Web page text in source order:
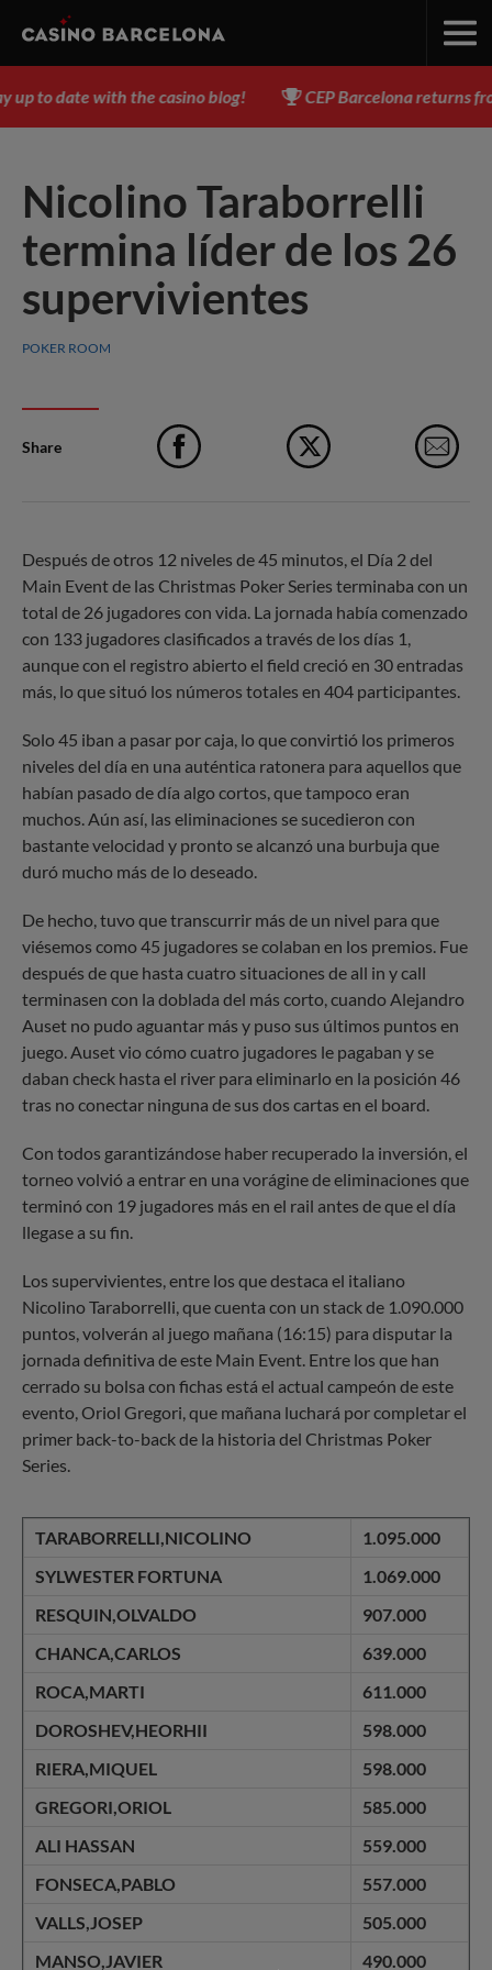
to date with the casino blog! CEP Barcelona returns
Nicolino Taraborrelli
termina líder de los 26
supervivientes
POKER ROOM
Share
Después de otros 12 niveles de 45 minutos, el Día 2 del
Main Event de las Christmas Poker Series terminaba con un
total de 26 jugadores con vida. La jornada había comenzado
con 133 jugadores clasificados a través de los días 1,
aunque con el registro abierto el field creció en 30 entradas
más, lo que situó los números totales en 404 participantes.
Solo 45 iban a pasar por caja, lo que convirtió los primeros
niveles del día en una auténtica ratonera para aquellos que
habían pasado de día algo cortos, que tampoco eran
muchos. Aún así, las eliminaciones se sucedieron con
bastante velocidad y pronto se alcanzó una burbuja que
duró mucho más de lo deseado.
De hecho, tuvo que transcurrir más de un nivel para que
viésemos como 45 jugadores se colaban en los premios. Fue
después de que hasta cuatro situaciones de all in y call
terminasen con la doblada del más corto, cuando Alejandro
Auset no pudo aguantar más y puso sus últimos puntos en
juego. Auset vio cómo cuatro jugadores le pagaban y se
daban check hasta el river para eliminarlo en la posición 46
tras no conectar ninguna de sus dos cartas en el board.
Con todos garantizándose haber recuperado la inversión, el
torneo volvió a entrar en una vorágine de eliminaciones que
terminó con 19 jugadores más en el rail antes de que el día
llegase a su fin.
Los supervivientes, entre los que destaca el italiano
Nicolino Taraborrelli, que cuenta con un stack de 1.090.000
puntos, volverán al juego mañana (16:15) para disputar la
jornada definitiva de este Main Event. Entre los que han
cerrado su bolsa con fichas está el actual campeón de este
evento, Oriol Gregori, que mañana luchará por completar el
primer back-to-back de la historia del Christmas Poker
Series.
TARABORRELLI,NICOLINO
1.095.000
SYLWESTER FORTUNA
1.069.000
RESQUIN,OLVALDO
907.000
CHANCA,CARLOS
639.000
ROCA,MARTI
611.000
DOROSHEV,HEORHII
598.000
RIERA,MIQUEL
598.000
GREGORI,ORIOL
585.000
ALI HASSAN
559.000
FONSECA,PABLO
557.000
VALLS,JOSEP
505.000
MANSO,JAVIER
490.000